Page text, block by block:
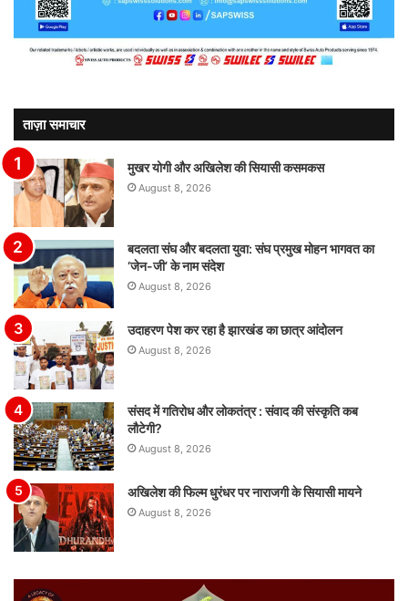
ताज़ा समाचार
मुखर योगी और अखिलेश की सियासी कसमकस
August 8, 2026
बदलता संघ और बदलता युवा: संघ प्रमुख मोहन भागवत का
‘जेन-जी’ के नाम संदेश
August 8, 2026
उदाहरण पेश कर रहा है झारखंड का छात्र आंदोलन
August 8, 2026
संसद में गतिरोध और लोकतंत्र : संवाद की संस्कृति कब
लौटेगी?
August 8, 2026
अखिलेश की फिल्म धुरंधर पर नाराजगी के सियासी मायने
August 8, 2026